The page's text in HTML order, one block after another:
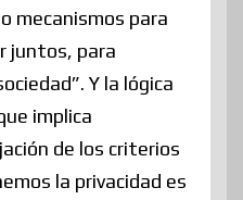
mecanismos para
juntos, para
Y la lógica
implica
de los criterios
la privacidad es